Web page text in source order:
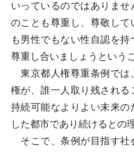
いっているのではありま
のことも尊重し、尊敬し
も男性でもない性自認を
尊重し合いましょうという
東京都人権尊重条例では
権が、誰一人取り残される
持続可能なよりよい未来
した都市であり続けるとの
そこで、条例が目指す社